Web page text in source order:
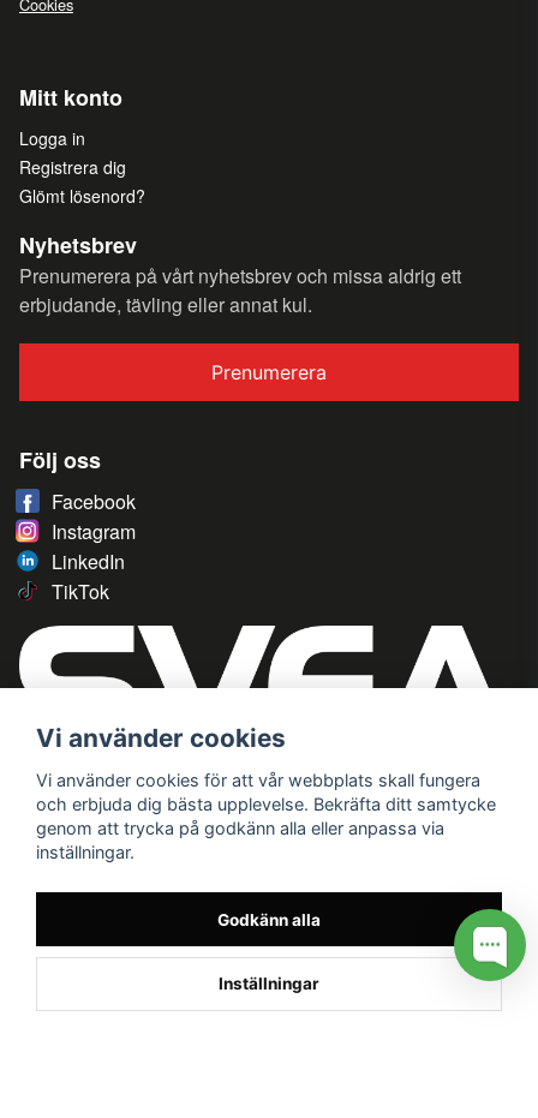
Mitt konto
Logga in
Registrera dig
Glömt lösenord?
Nyhetsbrev
Prenumerera på vårt nyhetsbrev och missa aldrig ett
erbjudande, tävling eller annat kul.
Prenumerera
Följ oss
Facebook
Instagram
LinkedIn
TikTok
Vi använder cookies
Vi använder cookies för att vår webbplats skall fungera
och erbjuda dig bästa upplevelse. Bekräfta ditt samtycke
genom att trycka på godkänn alla eller anpassa via
inställningar.
Godkänn alla
Inställningar